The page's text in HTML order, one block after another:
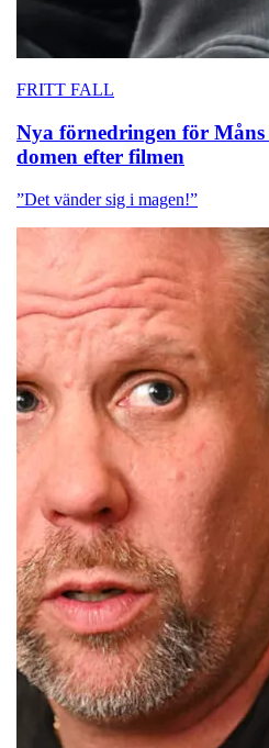
FRITT FALL
Nya förnedringen för
domen efter filmen
”Det vänder sig i magen!”